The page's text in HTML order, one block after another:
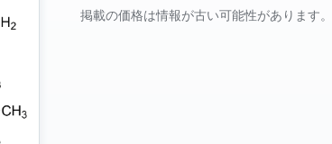
掲載の価格は情報が古い可能性があります